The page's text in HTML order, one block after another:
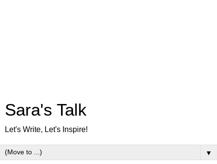
Sara's Talk
Let's Write, Let's Inspire!
▼